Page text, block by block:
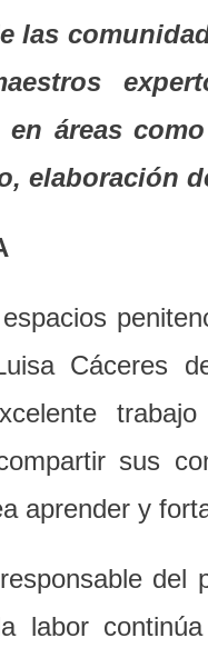
las
áreas
elaboración
Cáceres
sus
aprender y
del
labor